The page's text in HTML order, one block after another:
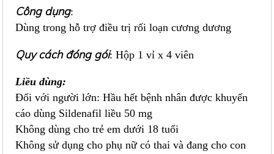
Công dụng:
Dùng trong hỗ trợ điều trị rối loạn cương dương
Quy cách đóng gói: Hộp 1 vỉ x 4 viên
Liều dùng:
Đối với người lớn: Hầu hết bệnh nhân được khuyến
cáo dùng Sildenafil liều 50 mg
Không dùng cho trẻ em dưới 18 tuổi
Không sử dụng cho phụ nữ có thai và đang cho con